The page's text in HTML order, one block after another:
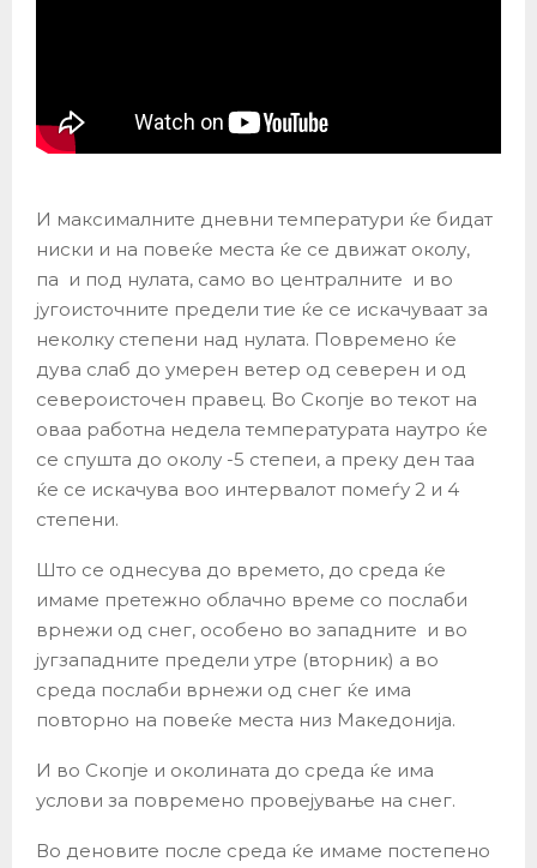
И максималните дневни температури ќе бидат
ниски и на повеќе места ќе се движат околу,
па и под нулата, само во централните и во
југоисточните предели тие ќе се искачуваат за
неколку степени над нулата. Повремено ќе
дува слаб до умерен ветер од северен и од
североисточен правец. Во Скопје во текот на
оваа работна недела температурата наутро ќе
се спушта до околу -5 степеи, а преку ден таа
ќе се искачува воо интервалот помеѓу 2 и 4
степени.
Што се однесува до времето, до среда ќе
имаме претежно облачно време со послаби
врнежи од снег, особено во западните и во
југзападните предели утре (вторник) а во
среда послаби врнежи од снег ќе има
повторно на повеќе места низ Македонија.
И во Скопје и околината до среда ќе има
услови за повремено провејување на снег.
Во деновите после среда ќе имаме постепено